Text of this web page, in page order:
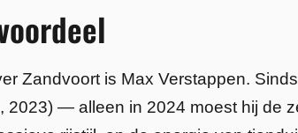
Zandvoort is Max Verstappen.
2023) — alleen in 2024 moest hij de